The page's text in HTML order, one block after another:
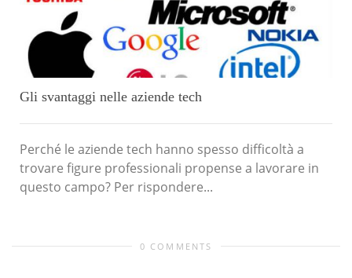
Gli svantaggi nelle aziende tech
Perché le aziende tech hanno spesso difficoltà a
trovare figure professionali propense a lavorare in
questo campo? Per rispondere...
0 COMMENTS